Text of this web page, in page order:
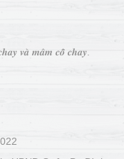
𝒗𝒂̀ 𝒎𝒂̂𝒎 𝒄𝒐̂̃ 𝒄𝒉𝒂𝒚.